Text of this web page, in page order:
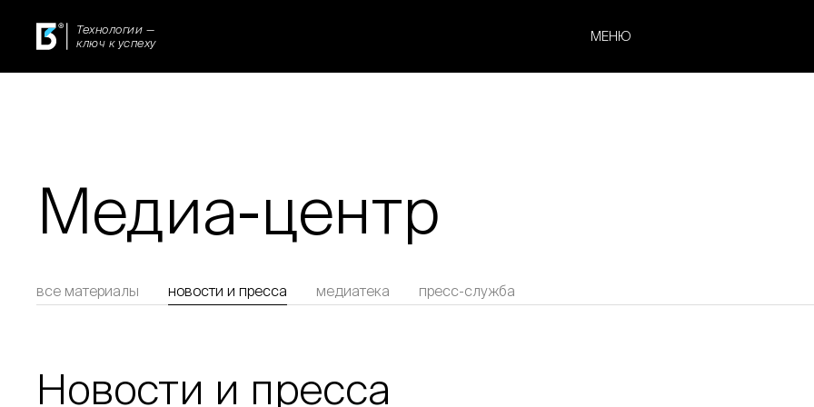
Технологии —
ключ к успеху
МЕНЮ
Медиа-центр
все материалы новости и пресса медиатека пресс-служба
Новости и пресса